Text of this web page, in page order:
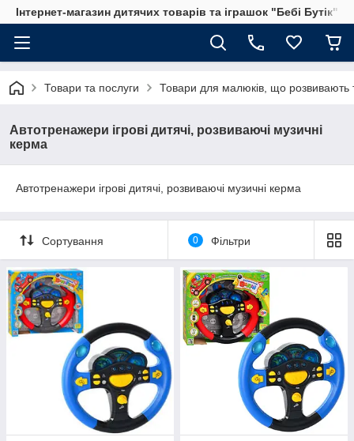
Інтернет-магазин дитячих товарів та іграшок "Бебі Бутік"
Товари та послуги Товари для малюків, що розвивають
Автотренажери ігрові дитячі, розвиваючі музичні
керма
Автотренажери ігрові дитячі, розвиваючі музичні керма
Сортування 0 Фільтри